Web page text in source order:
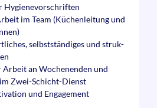
Hygiene­vorschriften
im Team (Küchen­leitung und
selbst­ständiges und struk­
Arbeit an Wochen­enden und
Zwei-Schicht-Dienst
und Engagement